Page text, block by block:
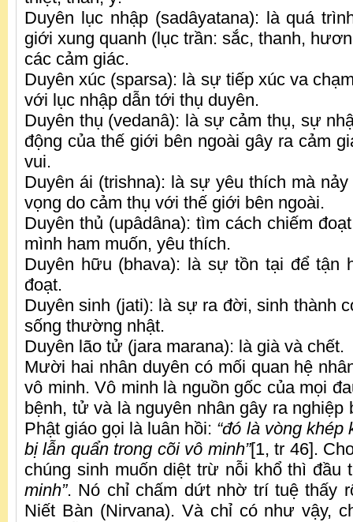
Duyên lục nhập (sadâyatana): là quá
giới xung quanh (lục trần: sắc, thanh,
các cảm giác.
Duyên xúc (sparsa): là sự tiếp xúc va
với lục nhập dẫn tới thụ duyên.
Duyên thụ (vedanâ): là sự cảm thụ, sự
động của thế giới bên ngoài gây ra cảm
vui.
Duyên ái (trishna): là sự yêu thích mà
vọng do cảm thụ với thế giới bên ngoài.
Duyên thủ (upâdâna): tìm cách chiếm
mình ham muốn, yêu thích.
Duyên hữu (bhava): là sự tồn tại để tận
đoạt.
Duyên sinh (jati): là sự ra đời, sinh thành
sống thường nhật.
Duyên lão tử (jara marana): là già và chết.
Mười hai nhân duyên có mối quan hệ
vô minh. Vô minh là nguồn gốc của mọi
bệnh, tử và là nguyên nhân gây ra nghiệp
Phật giáo gọi là luân hồi: “đó là vòng
bị lẫn quẩn trong cõi vô minh”[1, tr 46].
chúng sinh muốn diệt trừ nỗi khổ thì đầu
minh”. Nó chỉ chấm dứt nhờ trí tuệ thấy
Niết Bàn (Nirvana). Và chỉ có như vậy,